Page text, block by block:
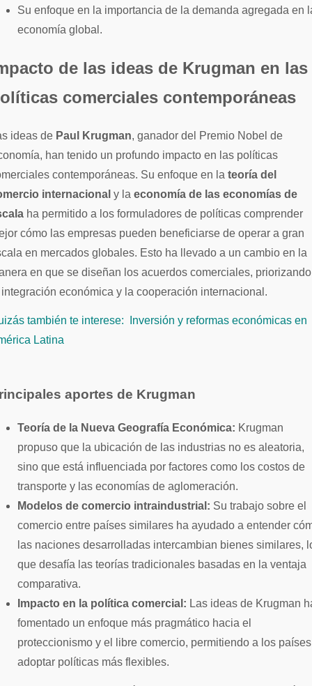
Su enfoque en la importancia de la demanda agregada en
economía global.
de las ideas de Krugman en las
comerciales contemporáneas
ideas de Paul Krugman, ganador del Premio Nobel de
han tenido un profundo impacto en las políticas
contemporáneas. Su enfoque en la teoría del
internacional y la economía de las economías de
ha permitido a los formuladores de políticas comprender
cómo las empresas pueden beneficiarse de operar a gran
en mercados globales. Esto ha llevado a un cambio en la
en que se diseñan los acuerdos comerciales, priorizando
económica y la cooperación internacional.
también te interese:
Inversión y reformas económicas en
Latina
aportes de Krugman
Teoría de la Nueva Geografía Económica: Krugman
propuso que la ubicación de las industrias no es aleatoria,
sino que está influenciada por factores como los costos de
transporte y las economías de aglomeración.
Modelos de comercio intraindustrial: Su trabajo sobre el
comercio entre países similares ha ayudado a entender
las naciones desarrolladas intercambian bienes similares,
que desafía las teorías tradicionales basadas en la ventaja
comparativa.
Impacto en la política comercial: Las ideas de Krugman
fomentado un enfoque más pragmático hacia el
proteccionismo y el libre comercio, permitiendo a los países
adoptar políticas más flexibles.